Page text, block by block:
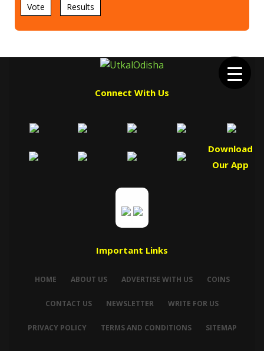
Vote Results
Connect With Us
Download
Our App
Important Links
HOME ABOUT US ADVERTISE WITH US COINS
CONTACT US NEWSLETTER WRITE FOR US
PRIVACY POLICY TERMS AND CONDITIONS SITEMAP